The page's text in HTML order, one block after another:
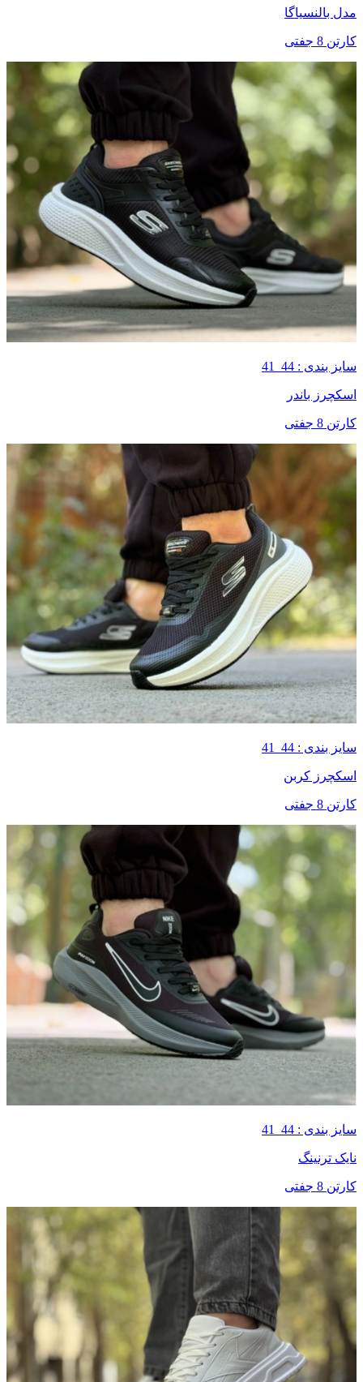
مدل بالنسیاگا
کارتن 8 جفتی
سایز بندی : 44_41
اسکچرز باندر
کارتن 8 جفتی
سایز بندی : 44_41
اسکچرز کربن
کارتن 8 جفتی
سایز بندی : 44_41
نایک ترنینگ
کارتن 8 جفتی